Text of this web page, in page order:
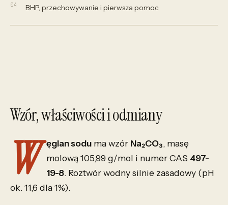
BHP, przechowywanie i pierwsza pomoc
Wzór, właściwości i odmiany
W ęglan sodu ma wzór Na₂CO₃, masę
molową 105,99 g/mol i numer CAS 497-
19-8. Roztwór wodny silnie zasadowy (pH
ok. 11,6 dla 1%).